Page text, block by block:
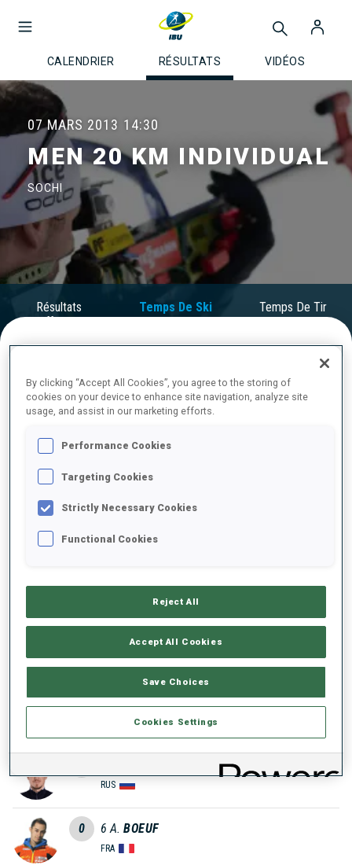
CALENDRIER RÉSULTATS VIDÉOS
07 MARS 2013 14:30
MEN 20 KM INDIVIDUAL
SOCHI
Résultats
Officiels
Temps De Ski Temps De Tir
RÉSULTATS FINAUX – TEMPS DE SKI
0 41 A. PRYMA
0 42 A. SHIPULIN
BOEHM
GER
0 94 L. BIRKELAND
RUS
0 6 A. BOEUF
FRA
By clicking “Accept All Cookies”, you agree to the storing of
cookies on your device to enhance site navigation, analyze site
usage, and assist in our marketing efforts.
Performance Cookies
Targeting Cookies
Strictly Necessary Cookies
Functional Cookies
Reject All
Accept All Cookies
Save Choices
Cookies Settings